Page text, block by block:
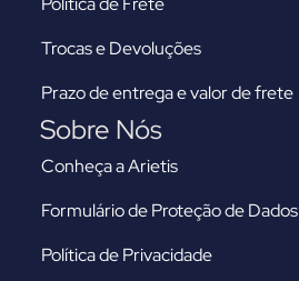
Trocas e Devoluções
Prazo de entrega e valor de frete
Sobre Nós
Conheça a Arietis
Formulário de Proteção de Dados
Política de Privacidade